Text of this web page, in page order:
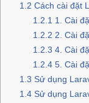
1.2 Cách cài đặt
1.2.1 1. Cài
1.2.2 2. Cài
1.2.3 4. Cài
1.2.45. Cài
1.3 Sử dụng
1.4 Sử dụng